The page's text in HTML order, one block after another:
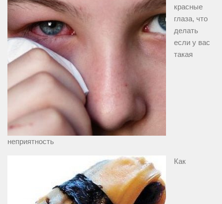
красные
глаза, что
делать
если у вас
такая
неприятность
Как